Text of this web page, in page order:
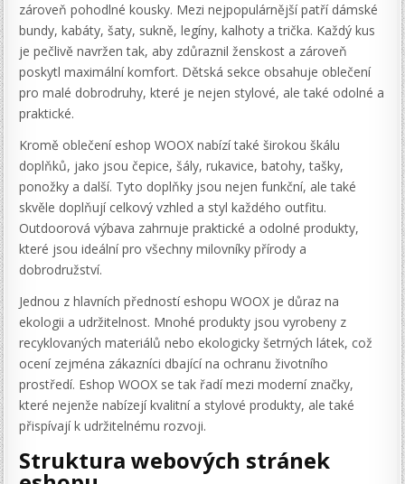
zároveň pohodlné kousky. Mezi nejpopulárnější patří dámské
bundy, kabáty, šaty, sukně, legíny, kalhoty a trička. Každý kus
je pečlivě navržen tak, aby zdůraznil ženskost a zároveň
poskytl maximální komfort. Dětská sekce obsahuje oblečení
pro malé dobrodruhy, které je nejen stylové, ale také odolné a
praktické.
Kromě oblečení eshop WOOX nabízí také širokou škálu
doplňků, jako jsou čepice, šály, rukavice, batohy, tašky,
ponožky a další. Tyto doplňky jsou nejen funkční, ale také
skvěle doplňují celkový vzhled a styl každého outfitu.
Outdoorová výbava zahrnuje praktické a odolné produkty,
které jsou ideální pro všechny milovníky přírody a
dobrodružství.
Jednou z hlavních předností eshopu WOOX je důraz na
ekologii a udržitelnost. Mnohé produkty jsou vyrobeny z
recyklovaných materiálů nebo ekologicky šetrných látek, což
ocení zejména zákazníci dbající na ochranu životního
prostředí. Eshop WOOX se tak řadí mezi moderní značky,
které nejenže nabízejí kvalitní a stylové produkty, ale také
přispívají k udržitelnému rozvoji.
Struktura webových stránek